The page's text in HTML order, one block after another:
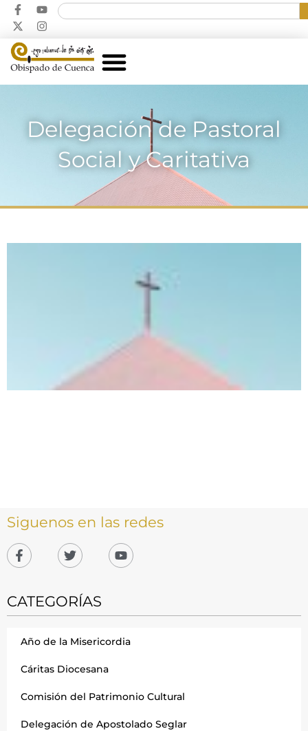
Delegación de Pastoral
Social y Caritativa
Siguenos en las redes
CATEGORÍAS
Año de la Misericordia
Cáritas Diocesana
Comisión del Patrimonio Cultural
Delegación de Apostolado Seglar